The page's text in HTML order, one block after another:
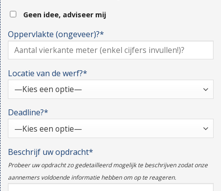
Geen idee, adviseer mij
Oppervlakte (ongeveer)?*
Locatie van de werf?*
Deadline?*
Beschrijf uw opdracht*
Probeer uw opdracht zo gedetailleerd mogelijk te beschrijven zodat onze
aannemers voldoende informatie hebben om op te reageren.